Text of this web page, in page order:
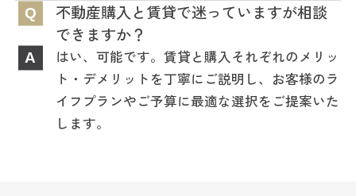
Q
不動産購入と賃貸で迷っていますが相談
できますか？
A
はい、可能です。賃貸と購入それぞれのメリッ
ト・デメリットを丁寧にご説明し、お客様のラ
イフプランやご予算に最適な選択をご提案いた
します。